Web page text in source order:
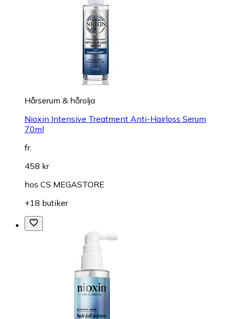
Hårserum & hårolja
Nioxin Intensive Treatment Anti-Hairloss Serum
70ml
fr.
458 kr
hos CS MEGASTORE
+18 butiker